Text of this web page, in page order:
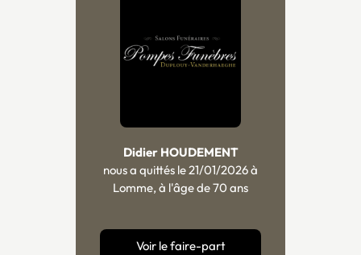
Didier HOUDEMENT
nous a quittés le 21/01/2026 à
Lomme, à l'âge de 70 ans
Voir le faire-part